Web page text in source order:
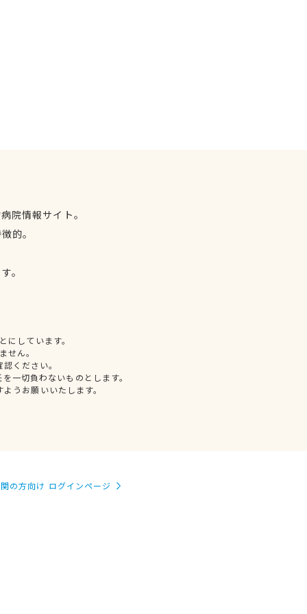
院情報サイト。
的。
。
しています。
せん。
ください。
一切負わないものとします。
うお願いいたします。
の方向け ログインページ